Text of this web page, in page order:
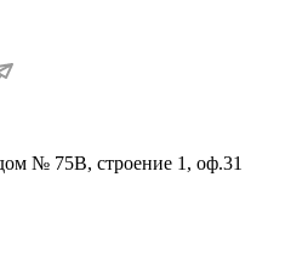
№ 75В, строение 1, оф.31